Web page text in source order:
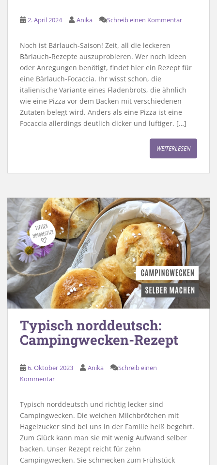
2. April 2024 Anika Schreib einen Kommentar
Noch ist Bärlauch-Saison! Zeit, all die leckeren
Bärlauch-Rezepte auszuprobieren. Wer noch Ideen
oder Anregungen benötigt, findet hier ein Rezept für
eine Bärlauch-Focaccia. Ihr wisst schon, die
italienische Variante eines Fladenbrots, die ähnlich
wie eine Pizza vor dem Backen mit verschiedenen
Zutaten belegt wird. Anders als eine Pizza ist eine
Focaccia allerdings deutlich dicker und luftiger. […]
WEITERLESEN
Typisch norddeutsch:
Campingwecken-Rezept
6. Oktober 2023 Anika
Schreib einen
Kommentar
Typisch norddeutsch und richtig lecker sind
Campingwecken. Die weichen Milchbrötchen mit
Hagelzucker sind bei uns in der Familie heiß begehrt.
Zum Glück kann man sie mit wenig Aufwand selber
backen. Unser Rezept reicht für zehn
Campingwecken. Sie schmecken zum Frühstück